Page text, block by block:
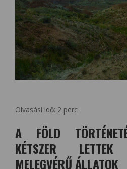
Olvasási idő: 2 perc
A FÖLD
KÉTSZER
MELEGVÉRŰ ÁLLATOK